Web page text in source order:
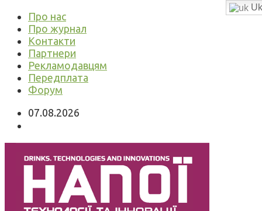
Про нас
Про журнал
Контакти
Партнери
Рекламодавцям
Передплата
Форум
07.08.2026